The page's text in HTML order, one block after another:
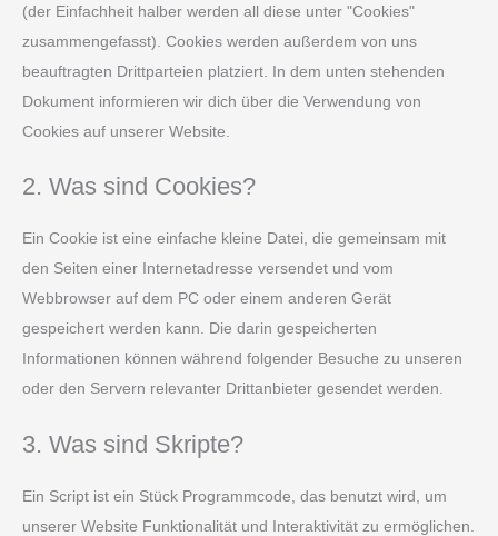
(der Einfachheit halber werden all diese unter "Cookies"
zusammengefasst). Cookies werden außerdem von uns
beauftragten Drittparteien platziert. In dem unten stehenden
Dokument informieren wir dich über die Verwendung von
Cookies auf unserer Website.
2. Was sind Cookies?
Ein Cookie ist eine einfache kleine Datei, die gemeinsam mit
den Seiten einer Internetadresse versendet und vom
Webbrowser auf dem PC oder einem anderen Gerät
gespeichert werden kann. Die darin gespeicherten
Informationen können während folgender Besuche zu unseren
oder den Servern relevanter Drittanbieter gesendet werden.
3. Was sind Skripte?
Ein Script ist ein Stück Programmcode, das benutzt wird, um
unserer Website Funktionalität und Interaktivität zu ermöglichen.